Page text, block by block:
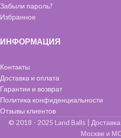
Забыли пароль?
Избранное
ИНФОРМАЦИЯ
Контакты
Доставка и оплата
Гарантии и возврат
Политика конфиденциальности
Отзывы клиентов
© 2018 - 2025 Land Balls |
Москве и